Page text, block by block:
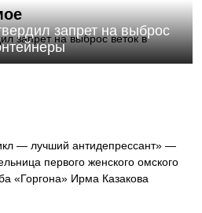
запрет на выброс
— лучший антидепрессант» —
первого женского омского
«Горгона» Ирма Казакова